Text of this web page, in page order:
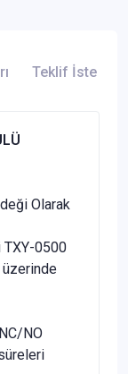
Teklif İste
Olarak
TXY-0500
üzerinde
NO